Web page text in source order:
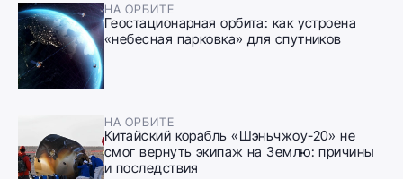
НА ОРБИТЕ
Геостационарная орбита: как устроена
«небесная парковка» для спутников
НА ОРБИТЕ
Китайский корабль «Шэньчжоу-20» не
смог вернуть экипаж на Землю: причины
и последствия